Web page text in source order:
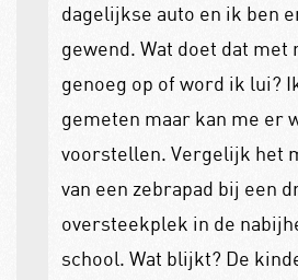
dagelijkse auto en ik ben
gewend. Wat doet dat met
genoeg op of word ik lui?
gemeten maar kan me er
voorstellen. Vergelijk het
van een zebrapad bij een
oversteekplek in de
school. Wat blijkt? De